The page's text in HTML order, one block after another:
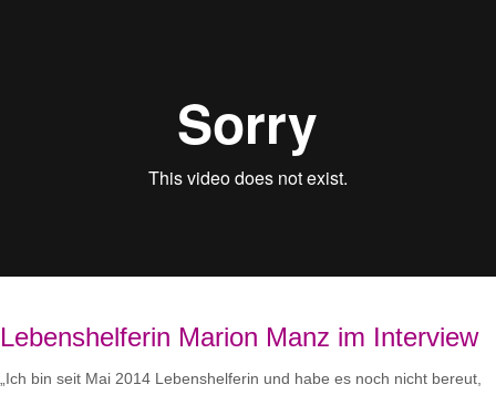
Lebenshelferin Marion Manz im Interview
„Ich bin seit Mai 2014 Lebenshelferin und habe es noch nicht bereut,